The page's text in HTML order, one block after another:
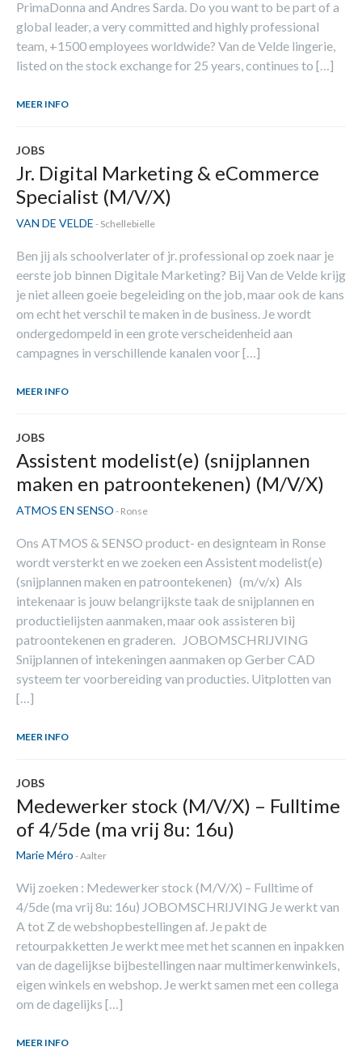
PrimaDonna and Andres Sarda. Do you want to be part of a
global leader, a very committed and highly professional
team, +1500 employees worldwide? Van de Velde lingerie,
listed on the stock exchange for 25 years, continues to […]
MEER INFO
JOBS
Jr. Digital Marketing & eCommerce
Specialist (M/V/X)
VAN DE VELDE - Schellebielle
Ben jij als schoolverlater of jr. professional op zoek naar je
eerste job binnen Digitale Marketing? Bij Van de Velde krijg
je niet alleen goeie begeleiding on the job, maar ook de kans
om echt het verschil te maken in de business. Je wordt
ondergedompeld in een grote verscheidenheid aan
campagnes in verschillende kanalen voor […]
MEER INFO
JOBS
Assistent modelist(e) (snijplannen
maken en patroontekenen) (M/V/X)
ATMOS EN SENSO - Ronse
Ons ATMOS & SENSO product- en designteam in Ronse
wordt versterkt en we zoeken een Assistent modelist(e)
(snijplannen maken en patroontekenen) (m/v/x) Als
intekenaar is jouw belangrijkste taak de snijplannen en
productielijsten aanmaken, maar ook assisteren bij
patroontekenen en graderen. JOBOMSCHRIJVING
Snijplannen of intekeningen aanmaken op Gerber CAD
systeem ter voorbereiding van producties. Uitplotten van
[…]
MEER INFO
JOBS
Medewerker stock (M/V/X) – Fulltime
of 4/5de (ma vrij 8u: 16u)
Marie Méro - Aalter
Wij zoeken : Medewerker stock (M/V/X) – Fulltime of
4/5de (ma vrij 8u: 16u) JOBOMSCHRIJVING Je werkt van
A tot Z de webshopbestellingen af. Je pakt de
retourpakketten Je werkt mee met het scannen en inpakken
van de dagelijkse bijbestellingen naar multimerkenwinkels,
eigen winkels en webshop. Je werkt samen met een collega
om de dagelijks […]
MEER INFO